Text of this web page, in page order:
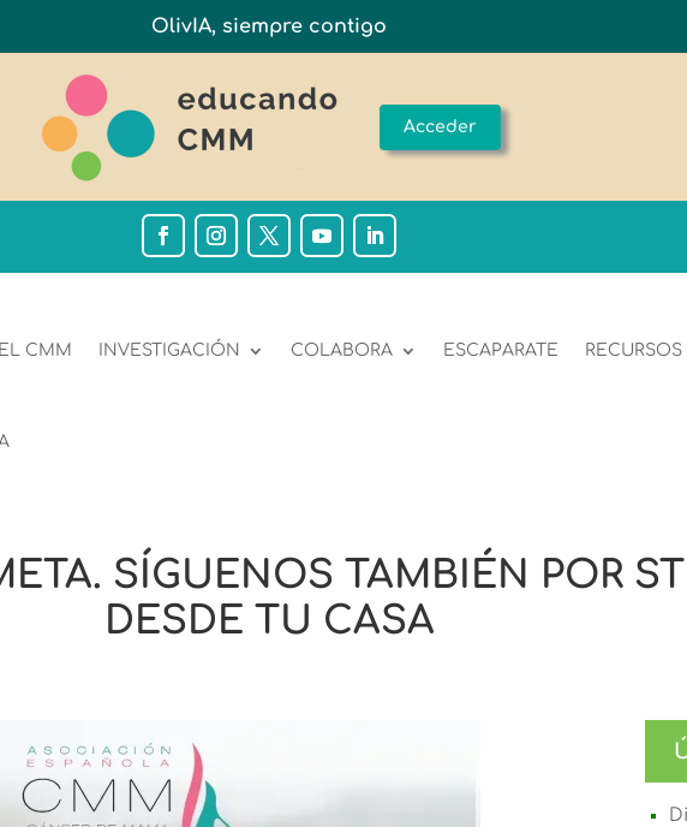
OlivIA, siempre contigo
Acceder
CMM INVESTIGACIÓN COLABORA ESCAPARATE RECURSOS
SÍGUENOS TAMBIÉN POR
DESDE TU CASA